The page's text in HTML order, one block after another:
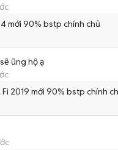
mới 90% bstp chính chủ
ũng hộ ạ
2019 mới 90% bstp chính